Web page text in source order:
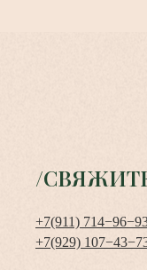
/
+7(911)
+7(929)